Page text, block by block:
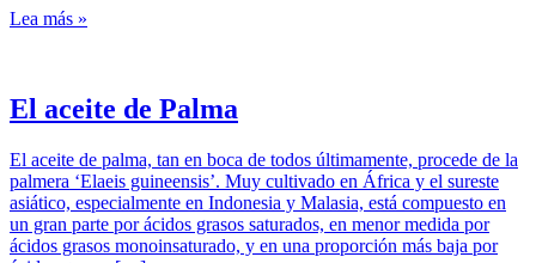
Lea más »
El aceite de Palma
El aceite de palma, tan en boca de todos últimamente, procede de la
palmera ‘Elaeis guineensis’. Muy cultivado en África y el sureste
asiático, especialmente en Indonesia y Malasia, está compuesto en
un gran parte por ácidos grasos saturados, en menor medida por
ácidos grasos monoinsaturado, y en una proporción más baja por